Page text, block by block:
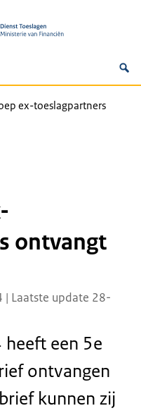
ex-toeslagpartners
ontvangt
Laatste update 28-
heeft een 5e
ontvangen
kunnen zij